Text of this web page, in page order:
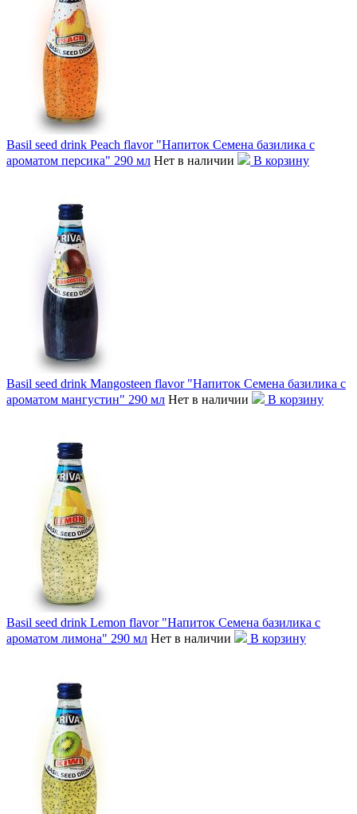
Basil seed drink Peach flavor "Напиток Семена базилика с
ароматом персика" 290 мл Нет в наличии В корзину
Basil seed drink Mangosteen flavor "Напиток Семена базилика с
ароматом мангустин" 290 мл Нет в наличии В корзину
Basil seed drink Lemon flavor "Напиток Семена базилика с
ароматом лимона" 290 мл Нет в наличии В корзину